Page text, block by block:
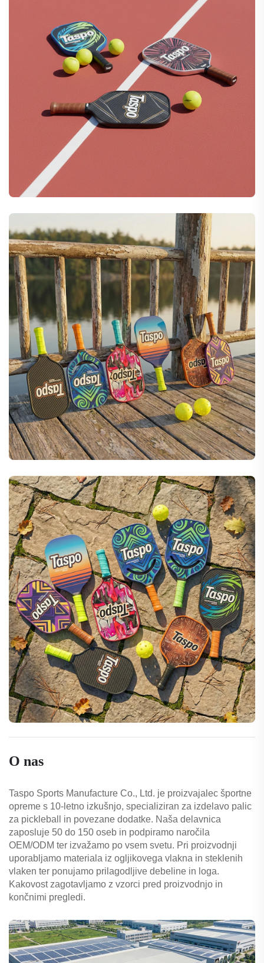
O nas
Taspo Sports Manufacture Co., Ltd. je proizvajalec športne
opreme s 10-letno izkušnjo, specializiran za izdelavo palic
za pickleball in povezane dodatke. Naša delavnica
zaposluje 50 do 150 oseb in podpiramo naročila
OEM/ODM ter izvažamo po vsem svetu. Pri proizvodnji
uporabljamo materiala iz ogljikovega vlakna in steklenih
vlaken ter ponujamo prilagodljive debeline in loga.
Kakovost zagotavljamo z vzorci pred proizvodnjo in
končnimi pregledi.